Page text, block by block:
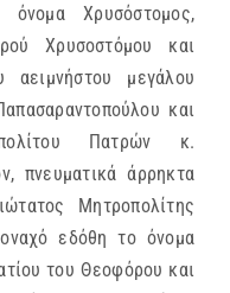
Χρυσόστομος,
Χρυσοστόμου και
αειμνήστου μεγάλου
και
Πατρών κ.
πνευματικά άρρηκτα
Μητροπολίτης
εδόθη το όνομα
του Θεοφόρου και